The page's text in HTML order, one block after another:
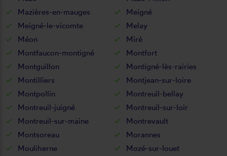
Mazières-en-mauges
Meigné
Meigné-le-vicomte
Melay
Méon
Miré
Montfaucon-montigné
Montfort
Montguillon
Montigné-lès-rairies
Montilliers
Montjean-sur-loire
Montpollin
Montreuil-bellay
Montreuil-juigné
Montreuil-sur-loir
Montreuil-sur-maine
Montrevault
Montsoreau
Morannes
Mouliherne
Mozé-sur-louet